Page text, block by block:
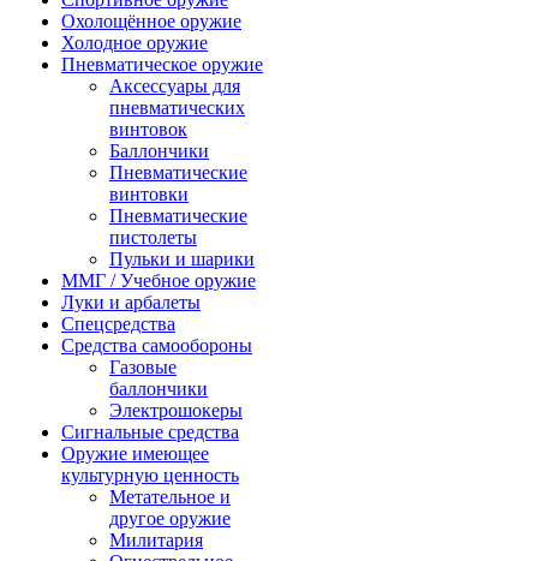
Охолощённое оружие
Холодное оружие
Пневматическое оружие
Аксессуары для
пневматических
винтовок
Баллончики
Пневматические
винтовки
Пневматические
пистолеты
Пульки и шарики
ММГ / Учебное оружие
Луки и арбалеты
Спецсредства
Средства самообороны
Газовые
баллончики
Электрошокеры
Сигнальные средства
Оружие имеющее
культурную ценность
Метательное и
другое оружие
Милитария